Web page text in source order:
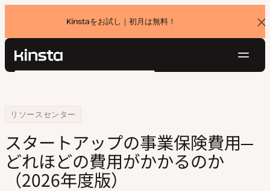
Kinstaをお試し｜初月は無料！
バ
ナ
Kinsta®
ョ
価格設定
お問い合わせ
検
Home
リソースセンター
スタートアップの事業保険費用─どれほどの費用がかかるのか（2024
スタートアップの事業保険費用─
どれほどの費用がかかるのか
（2026年度版）